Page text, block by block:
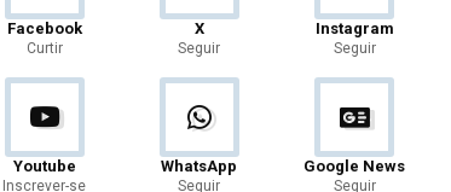
Facebook
Curtir
X
Seguir
Instagram
Seguir
Youtube
Inscrever-se
WhatsApp
Seguir
Google News
Seguir